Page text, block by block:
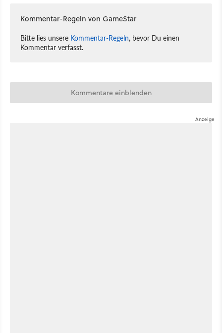
Kommentar-Regeln von GameStar
Bitte lies unsere Kommentar-Regeln, bevor Du einen
Kommentar verfasst.
Kommentare einblenden